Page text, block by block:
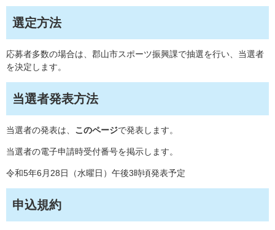
選定方法
応募者多数の場合は、郡山市スポーツ振興課で抽選を行い、当選者
を決定します。
当選者発表方法
当選者の発表は、 このページで発表します。
当選者の電子申請時受付番号を掲示します。
令和5年6月28日（水曜日）午後3時頃発表予定
申込規約